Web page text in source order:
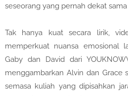
seseorang yang pernah dekat sama
Tak hanya kuat secara lirik,
memperkuat nuansa emosional
Gaby dan David dari
menggambarkan Alvin dan Grace
semasa kuliah yang dipisahkan